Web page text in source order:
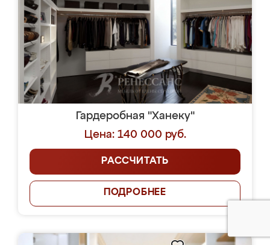
Гардеробная "Ханеку"
Цена: 140 000 руб.
РАССЧИТАТЬ
ПОДРОБНЕЕ